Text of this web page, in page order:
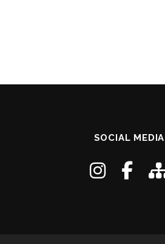
SOCIAL MEDIA